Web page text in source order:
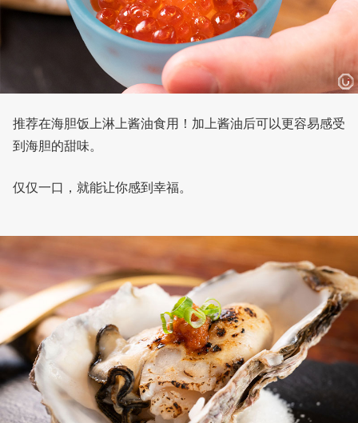
推荐在海胆饭上淋上酱油食用！加上酱油后可以更容易感受
到海胆的甜味。
仅仅一口，就能让你感到幸福。